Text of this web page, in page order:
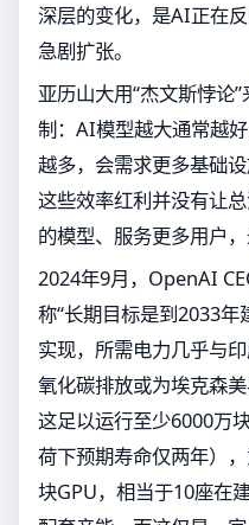
深层的变化，是AI正在
急剧扩张。
亚历山大用“杰文斯悖论
制：AI模型越大通常越
越多，会需求更多基础
这些效率红利并没有让
的模型、服务更多用户
2024年9月，OpenAI
称“长期目标是到2033
实现，所需电力几乎与
氧化碳排放或为埃克森
这足以运行至少6000万
荷下预期寿命仅两年）
块GPU，相当于10座在